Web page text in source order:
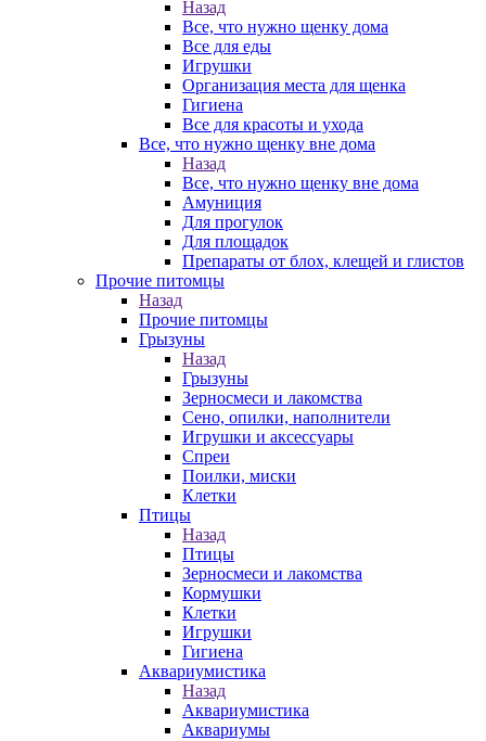
Назад
Все, что нужно щенку дома
Все для еды
Игрушки
Организация места для щенка
Гигиена
Все для красоты и ухода
Все, что нужно щенку вне дома
Назад
Все, что нужно щенку вне дома
Амуниция
Для прогулок
Для площадок
Препараты от блох, клещей и глистов
Прочие питомцы
Назад
Прочие питомцы
Грызуны
Назад
Грызуны
Зерносмеси и лакомства
Сено, опилки, наполнители
Игрушки и аксессуары
Спреи
Поилки, миски
Клетки
Птицы
Назад
Птицы
Зерносмеси и лакомства
Кормушки
Клетки
Игрушки
Гигиена
Аквариумистика
Назад
Аквариумистика
Аквариумы